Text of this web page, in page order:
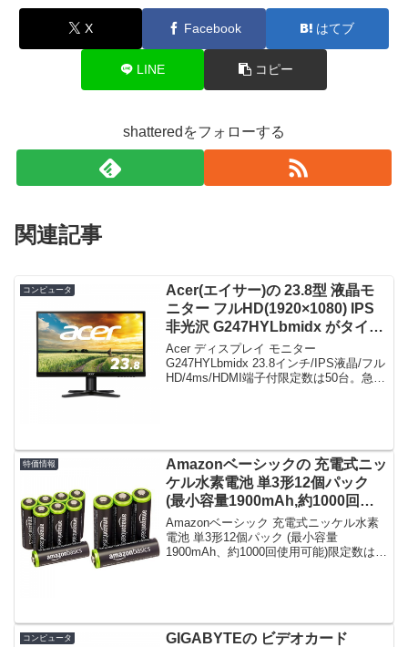
X Facebook はてブ
LINE コピー
shatteredをフォローする
関連記事
コンピュータ
Acer(エイサー)の 23.8型 液晶モ
ニター フルHD(1920×1080) IPS
非光沢 G247HYLbmidx がタイム
セールで15,979円！
Acer ディスプレイ モニター
G247HYLbmidx 23.8インチ/IPS液晶/フル
HD/4ms/HDMI端子付限定数は50台。急グ
特価情報
Amazonベーシックの 充電式ニッ
ケル水素電池 単3形12個パック
(最小容量1900mAh,約1000回使
用可能) がタイムセールで1,755
円！
Amazonベーシック 充電式ニッケル水素
電池 単3形12個パック (最小容量
1900mAh、約1000回使用可能)限定数は
コンピュータ
GIGABYTEの ビデオカード